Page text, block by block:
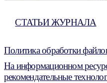
СТАТЬИ ЖУРНАЛА
Политика обработки
На информационном
рекомендательные